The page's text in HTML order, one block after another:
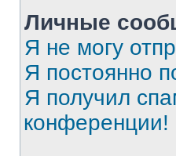
Личные
Я не могу
Я постоянно
Я получил
конференции!